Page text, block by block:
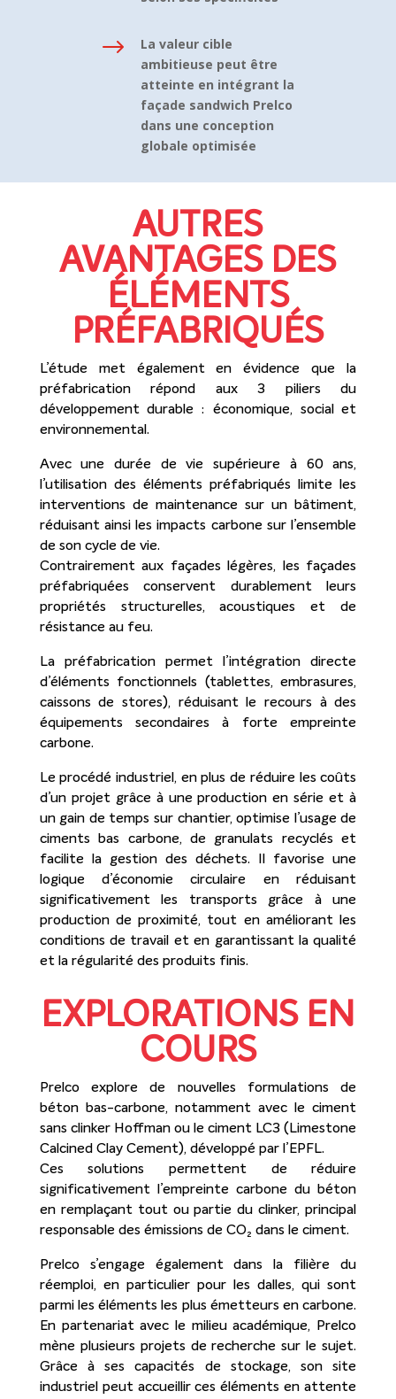
$
La valeur cible
ambitieuse peut être
atteinte en intégrant la
façade sandwich Prelco
dans une conception
globale optimisée
AUTRES
AVANTAGES DES
ÉLÉMENTS
PRÉFABRIQUÉS
L’étude met également en évidence que la
préfabrication répond aux 3 piliers du
développement durable : économique, social et
environnemental.
Avec une durée de vie supérieure à 60 ans,
l’utilisation des éléments préfabriqués limite les
interventions de maintenance sur un bâtiment,
réduisant ainsi les impacts carbone sur l’ensemble
de son cycle de vie.
Contrairement aux façades légères, les façades
préfabriquées conservent durablement leurs
propriétés structurelles, acoustiques et de
résistance au feu.
La préfabrication permet l’intégration directe
d’éléments fonctionnels (tablettes, embrasures,
caissons de stores), réduisant le recours à des
équipements secondaires à forte empreinte
carbone.
Le procédé industriel, en plus de réduire les coûts
d’un projet grâce à une production en série et à
un gain de temps sur chantier, optimise l’usage de
ciments bas carbone, de granulats recyclés et
facilite la gestion des déchets. Il favorise une
logique d’économie circulaire en réduisant
significativement les transports grâce à une
production de proximité, tout en améliorant les
conditions de travail et en garantissant la qualité
et la régularité des produits finis.
EXPLORATIONS EN
COURS
Prelco explore de nouvelles formulations de
béton bas-carbone, notamment avec le ciment
sans clinker Hoffman ou le ciment LC3 (Limestone
Calcined Clay Cement), développé par l’EPFL.
Ces solutions permettent de réduire
significativement l’empreinte carbone du béton
en remplaçant tout ou partie du clinker, principal
responsable des émissions de CO₂ dans le ciment.
Prelco s’engage également dans la filière du
réemploi, en particulier pour les dalles, qui sont
parmi les éléments les plus émetteurs en carbone.
En partenariat avec le milieu académique, Prelco
mène plusieurs projets de recherche sur le sujet.
Grâce à ses capacités de stockage, son site
industriel peut accueillir ces éléments en attente